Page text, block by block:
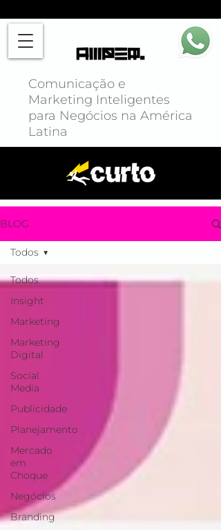
Comunicação e
Marketing Inteligentes
para Negócios na América
Latina
BLOG
Todos
Insight
Marketing
Marketing
Digital
Social
Media
Publicidade
Planejamento
Mercado
em
Choque
Negócios
Branding
Todos